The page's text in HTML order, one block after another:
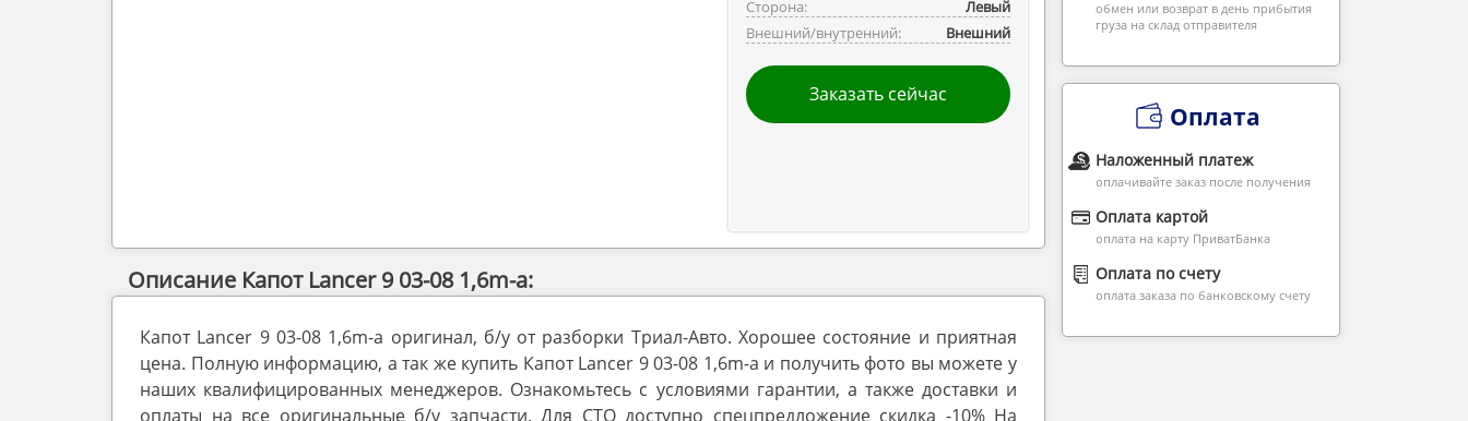
Сторона:
Левый
Внешний/внутренний:
Внешний
Заказать сейчас
Описание Капот Lancer 9 03-08 1,6m-a:
Капот Lancer 9 03-08 1,6m-a оригинал, б/у от разборки Триал-Авто. Хорошее состояние и приятная
цена. Полную информацию, а так же купить Капот Lancer 9 03-08 1,6m-a и получить фото вы можете у
наших квалифицированных менеджеров. Ознакомьтесь с условиями гарантии, а также доставки и
оплаты на все оригинальные б/у запчасти. Для СТО доступно спецпредложение скидка -10% На
обмен или возврат в день прибытия
груза на склад отправителя
Оплата
Наложенный платеж
оплачивайте заказ после получения
Оплата картой
оплата на карту ПриватБанка
Оплата по счету
оплата заказа по банковскому счету